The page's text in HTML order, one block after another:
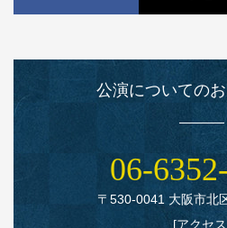
公演についての
〒530‑0041 大阪市北
[アクセス